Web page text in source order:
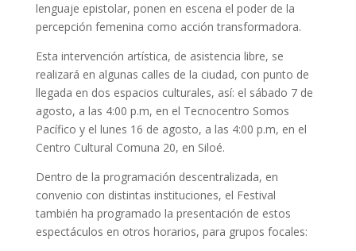
lenguaje epistolar, ponen en escena el poder de la
percepción femenina como acción transformadora.
Esta intervención artística, de asistencia libre, se
realizará en algunas calles de la ciudad, con punto de
llegada en dos espacios culturales, así: el sábado 7 de
agosto, a las 4:00 p.m, en el Tecnocentro Somos
Pacífico y el lunes 16 de agosto, a las 4:00 p.m, en el
Centro Cultural Comuna 20, en Siloé.
Dentro de la programación descentralizada, en
convenio con distintas instituciones, el Festival
también ha programado la presentación de estos
espectáculos en otros horarios, para grupos focales: